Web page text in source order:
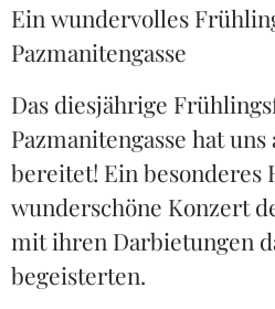
Ein wundervolles
Pazmanitengasse
Das diesjährige
Pazmanitengasse hat
bereitet! Ein besonderes
wunderschöne Konzert
mit ihren Darbietungen
begeisterten.